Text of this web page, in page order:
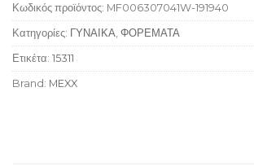
Κωδικός προϊόντος: MF006307041W-191940
Κατηγορίες: ΓΥΝΑΙΚΑ, ΦΟΡΕΜΑΤΑ
Ετικέτα: 15311
Brand: MEXX